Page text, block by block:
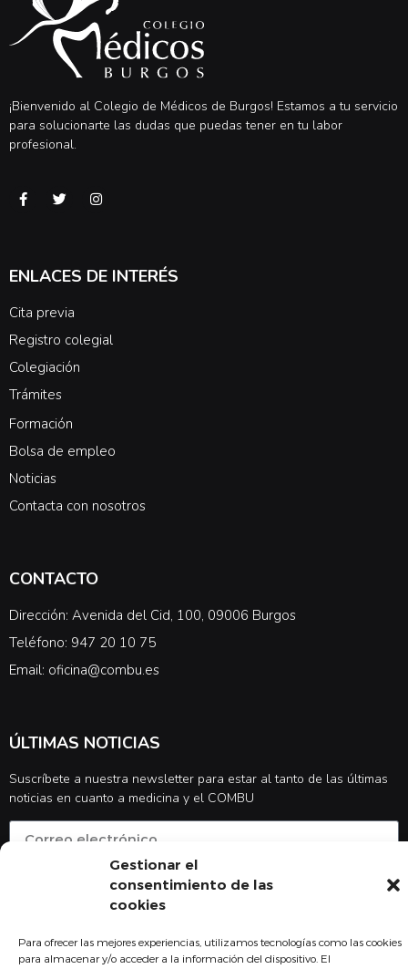
Gestionar el
consentimiento de las
cookies
Para ofrecer las mejores experiencias, utilizamos tecnologías como las cookies
para almacenar y/o acceder a la información del dispositivo. El
¡Bienvenido al Colegio de Médicos de Burgos! Estamos a tu servicio
para solucionarte las dudas que puedas tener en tu labor
profesional.
ENLACES DE INTERÉS
Cita previa
Registro colegial
Colegiación
Trámites
Formación
Bolsa de empleo
Noticias
Contacta con nosotros
CONTACTO
Dirección: Avenida del Cid, 100, 09006 Burgos
Teléfono: 947 20 10 75
Email: oficina@combu.es
ÚLTIMAS NOTICIAS
Suscríbete a nuestra newsletter para estar al tanto de las últimas
noticias en cuanto a medicina y el COMBU
política de privacidad
Suscribirse